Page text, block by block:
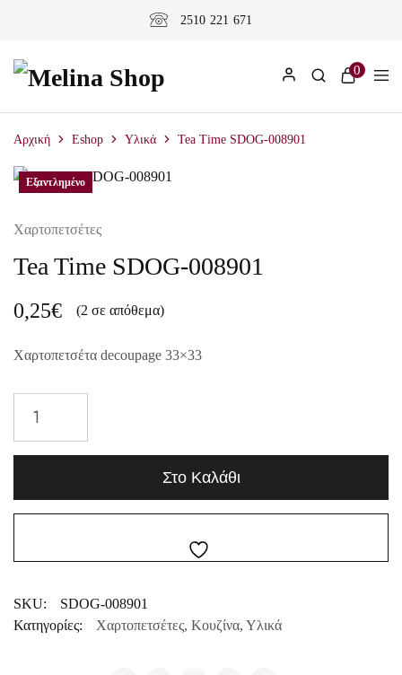
2510 221 671
0
Αρχική Eshop Υλικά Tea Time SDOG-008901
Χαρτοπετσέτες
Tea Time SDOG-008901
0,25€ (2 σε απόθεμα)
Χαρτοπετσέτα decoupage 33×33
Στο Καλάθι
SKU:
SDOG-008901
Κατηγορίες:
Χαρτοπετσέτες, Κουζίνα, Υλικά
Εξαντλημένο